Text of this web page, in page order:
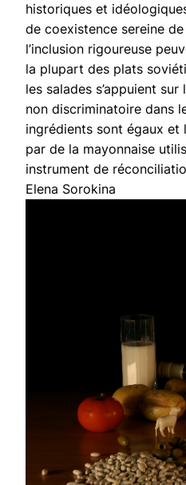
historiques et
de coexistence sereine
l’inclusion rigoureuse
la plupart des plats
les salades s’appuient
non discriminatoire dans
ingrédients sont égaux et
par de la mayonnaise
instrument de
Elena Sorokina